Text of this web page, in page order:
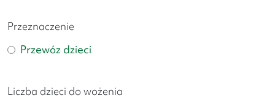
Przeznaczenie
Przewóz dzieci
Liczba dzieci do wożenia